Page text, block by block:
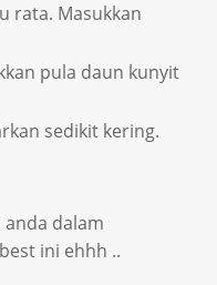
rata. Masukkan
pula daun kunyit
sedikit kering.
dalam
ini ehhh ..